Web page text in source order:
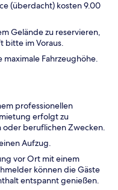
(überdacht) kosten 9.00
Gelände zu reservieren,
bitte im Voraus.
maximale Fahrzeughöhe.
professionellen
erfolgt zu
beruflichen Zwecken.
Aufzug.
vor Ort mit einem
können die Gäste
entspannt genießen.